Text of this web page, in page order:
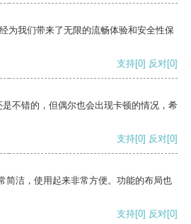
为我们带来了无限的流畅体验和安全性保
支持[0] 反对[0]
不错的，但偶尔也会出现卡顿的情况，希
支持[0] 反对[0]
简洁，使用起来非常方便。功能的布局也
支持[0] 反对[0]